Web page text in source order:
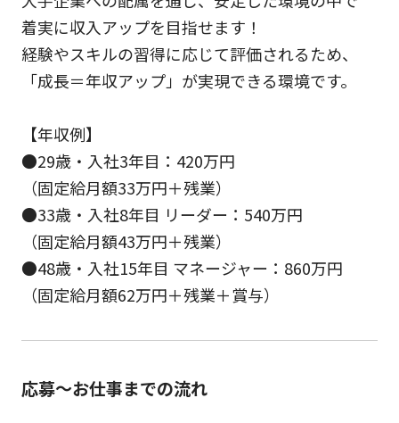
着実に収入アップを目指せます！
経験やスキルの習得に応じて評価されるため、
「成長＝年収アップ」が実現できる環境です。
【年収例】
●29歳・入社3年目：420万円
（固定給月額33万円＋残業）
●33歳・入社8年目 リーダー：540万円
（固定給月額43万円＋残業）
●48歳・入社15年目 マネージャー：860万円
（固定給月額62万円＋残業＋賞与）
応募～お仕事までの流れ